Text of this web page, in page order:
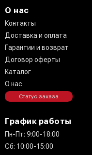
О нас
Контакты
Доставка и оплата
Гарантии и возврат
Договор оферты
Каталог
О нас
Статус заказа
График работы
Пн-Пт: 9:00-18:00
Сб: 10:00-15:00